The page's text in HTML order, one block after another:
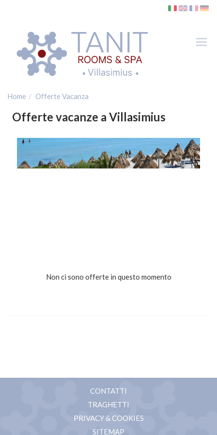
Camere
SPA
Villasimius
Golf
Traghetti
Home Offerte Vacanza
Offerte vacanze a Villasimius
Non ci sono offerte in questo momento
CONTATTI
TRAGHETTI
PRIVACY & COOKIES
SITEMAP